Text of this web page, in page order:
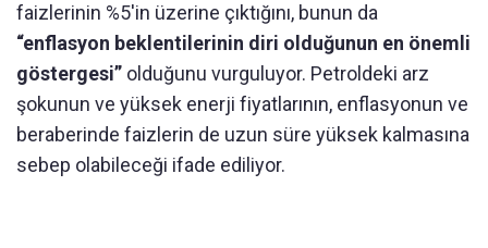
faizlerinin %5'in üzerine çıktığını, bunun da
“enflasyon beklentilerinin diri olduğunun en önemli
göstergesi” olduğunu vurguluyor. Petroldeki arz
şokunun ve yüksek enerji fiyatlarının, enflasyonun ve
beraberinde faizlerin de uzun süre yüksek kalmasına
sebep olabileceği ifade ediliyor.